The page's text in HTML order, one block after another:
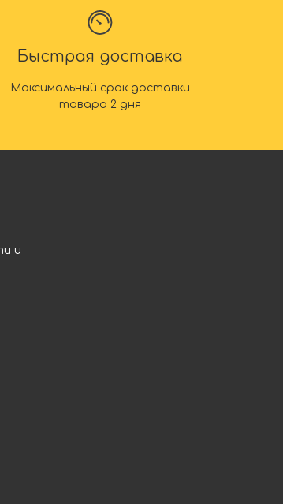
Быстрая доставка
Максимальный срок доставки
товара 2 дня
и